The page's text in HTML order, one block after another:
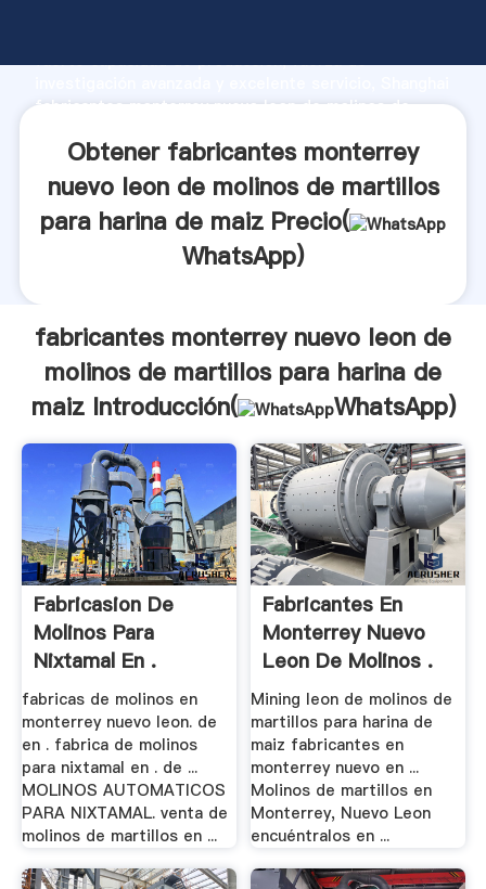
fuerte capacidad de producción, fuerza de
fabricantes monterrey nuevo leon de molinos de
y aporta valores a todos los clientes.
Obtener fabricantes monterrey
nuevo leon de molinos de martillos
para harina de maiz Precio(
WhatsApp)
fabricantes monterrey nuevo leon de
molinos de martillos para harina de
maiz Introducción(
WhatsApp)
Fabricasion De
Molinos Para
Nixtamal En .
fabricas de molinos en
monterrey nuevo leon. de
en . fabrica de molinos
para nixtamal en . de ...
MOLINOS AUTOMATICOS
PARA NIXTAMAL. venta de
molinos de martillos en ...
Fabricantes En
Monterrey Nuevo
Leon De Molinos .
Mining leon de molinos de
martillos para harina de
maiz fabricantes en
monterrey nuevo en ...
Molinos de martillos en
Monterrey, Nuevo Leon
encuéntralos en ...